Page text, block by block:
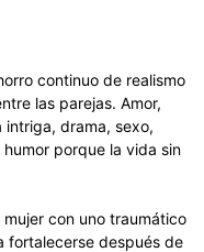
continuo de realismo
las parejas. Amor,
intriga, drama, sexo,
porque la vida sin
con uno traumático
fortalecerse después de